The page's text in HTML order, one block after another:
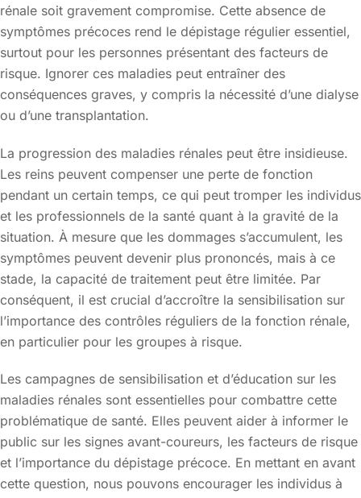
rénale soit gravement compromise. Cette absence de
symptômes précoces rend le dépistage régulier essentiel,
surtout pour les personnes présentant des facteurs de
risque. Ignorer ces maladies peut entraîner des
conséquences graves, y compris la nécessité d’une dialyse
ou d’une transplantation.
La progression des maladies rénales peut être insidieuse.
Les reins peuvent compenser une perte de fonction
pendant un certain temps, ce qui peut tromper les individus
et les professionnels de la santé quant à la gravité de la
situation. À mesure que les dommages s’accumulent, les
symptômes peuvent devenir plus prononcés, mais à ce
stade, la capacité de traitement peut être limitée. Par
conséquent, il est crucial d’accroître la sensibilisation sur
l’importance des contrôles réguliers de la fonction rénale,
en particulier pour les groupes à risque.
Les campagnes de sensibilisation et d’éducation sur les
maladies rénales sont essentielles pour combattre cette
problématique de santé. Elles peuvent aider à informer le
public sur les signes avant-coureurs, les facteurs de risque
et l’importance du dépistage précoce. En mettant en avant
cette question, nous pouvons encourager les individus à